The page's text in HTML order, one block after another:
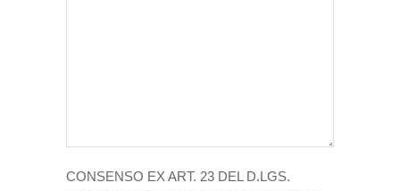
CONSENSO EX ART. 23 DEL D.LGS.